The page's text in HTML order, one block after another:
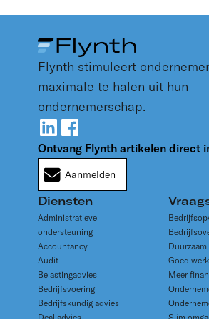
Flynth stimuleert
maximale te halen uit hun
ondernemerschap.
Ontvang Flynth artikelen direct
Aanmelden
Diensten
Administratieve
ondersteuning
Accountancy
Audit
Belastingadvies
Bedrijfsvoering
Bedrijfskundig advies
Goed
Meer